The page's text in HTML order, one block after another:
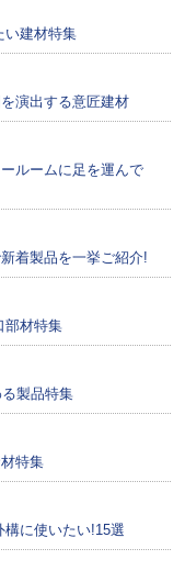
い建材特集
演出する意匠建材
ルームに足を運んで
着製品を一挙ご紹介!
部材特集
製品特集
特集
構に使いたい!15選